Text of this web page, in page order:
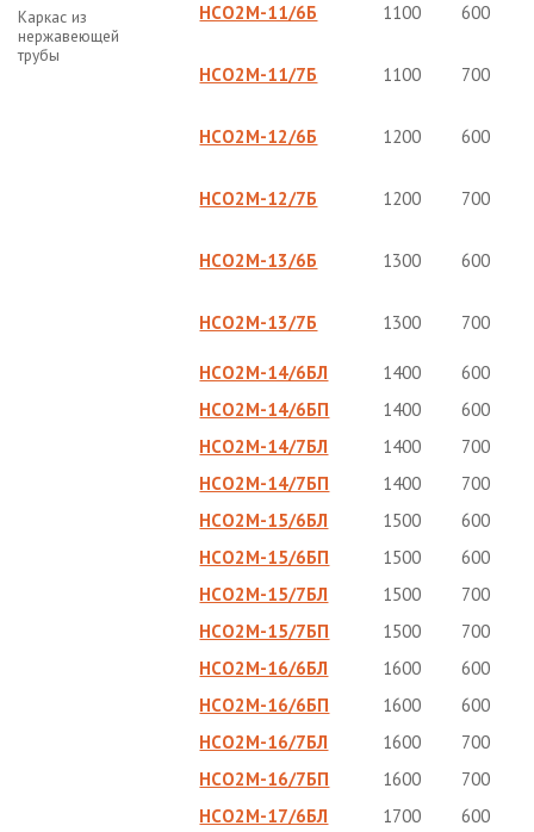
Каркас из
нержавеющей
трубы
НСО2М-11/6Б 1100 600
НСО2М-11/7Б 1100 700
НСО2М-12/6Б 1200 600
НСО2М-12/7Б 1200 700
НСО2М-13/6Б 1300 600
НСО2М-13/7Б 1300 700
НСО2М-14/6БЛ 1400
600
НСО2М-14/6БП
1400
600
НСО2М-14/7БЛ
1400
700
НСО2М-14/7БП
1400
700
НСО2М-15/6БЛ
1500
600
НСО2М-15/6БП
1500
600
НСО2М-15/7БЛ
1500
700
НСО2М-15/7БП
1500
700
НСО2М-16/6БЛ
1600
600
НСО2М-16/6БП
1600
600
НСО2М-16/7БЛ
1600
700
НСО2М-16/7БП
1600
700
НСО2М-17/6БЛ
1700
600